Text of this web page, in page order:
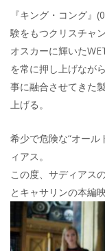
『キング・コング
験をもつクリスチャ
オスカーに輝いた
を常に押し上げなが
事に融合させてきた
上げる。
希少で危険な“オー
ィアス。
この度、サディアス
とキャサリンの本編